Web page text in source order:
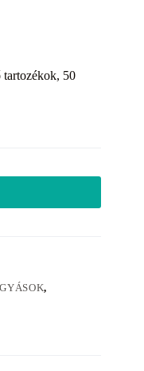
tartozékok, 50
,